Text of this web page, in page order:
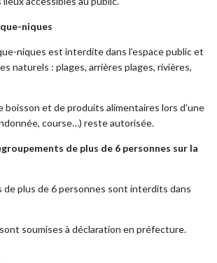
niques
niques est interdite dans l’espace public et
naturels : plages, arrières plages, rivières,
boisson et de produits alimentaires lors d’une
course…) reste autorisée.
de plus de 6 personnes sur la
de plus de 6 personnes sont interdits dans
soumises à déclaration en préfecture.